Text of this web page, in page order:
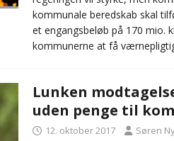
kommunale beredskab skal
et engangsbeløb på 170 mio.
kommunerne at få
Lunken
uden penge til
12. oktober 2017 Søren